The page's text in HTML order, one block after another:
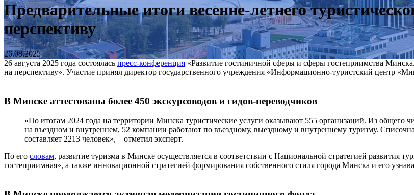
Предварительные итоги весенне-летнего
перспективу
26.08.2025
26 августа 2025 года состоялась пресс-конференция «Развитие гостиничной сферы и сферы гостеприимства
на перспективу». Участие принял директор государственного учреждения «Информационно-туристский центр
В Минске аттестованы более 450 экскурсоводов и гидов-переводчиков
«По итогам 2024 года на территории Минска туристические услуги оказывают 555 организаций. Из общего
на въездном и внутреннем, 52 компании работают по въездному, выездному и внутреннему туризму.
составляет 2213 человек», – отметил эксперт.
По его словам, развитие туризма в Минске осуществляется в соответствии с Национальной стратегией развития
гостеприимная», а также инновационной стратегией формирования собственного стиля города Минска и его